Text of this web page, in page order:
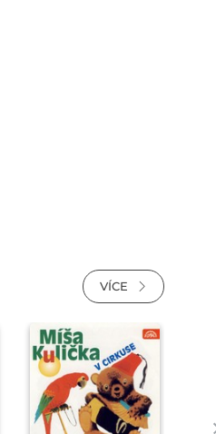
VÍCE
Přehrát
ukázku